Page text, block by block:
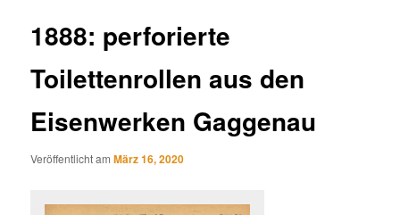
1888: perforierte
Toilettenrollen aus den
Eisenwerken Gaggenau
Veröffentlicht amMärz 16, 2020